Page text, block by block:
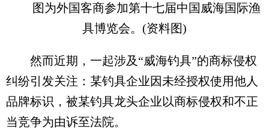
图为外国客商参加第十七届中国威海国际渔
具博览会。(资料图)
然而近期，一起涉及“威海钓具”的商标侵权
纠纷引发关注：某钓具企业因未经授权使用他人
品牌标识，被某钓具龙头企业以商标侵权和不正
当竞争为由诉至法院。